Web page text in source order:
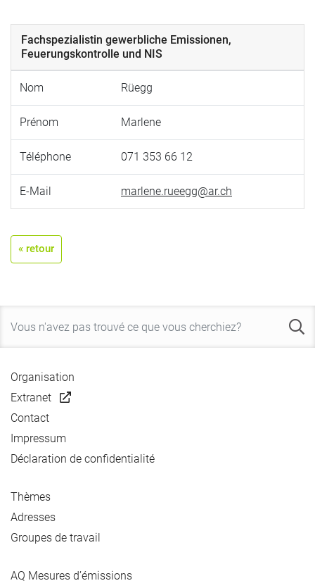
Fachspezialistin gewerbliche Emissionen,
Feuerungskontrolle und NIS
Nom Rüegg
Prénom Marlene
Téléphone 071 353 66 12
E-Mail marlene.rueegg@ar.ch
« retour
Organisation
Extranet
Contact
Impressum
Déclaration de confidentialité
Thèmes
Adresses
Groupes de travail
AQ Mesures d’émissions